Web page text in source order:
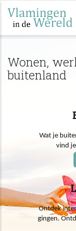
Overslaan
naar
inhoud
gaan
Wonen,
buitenland
Wat je
vind
Ontdek
gingen.